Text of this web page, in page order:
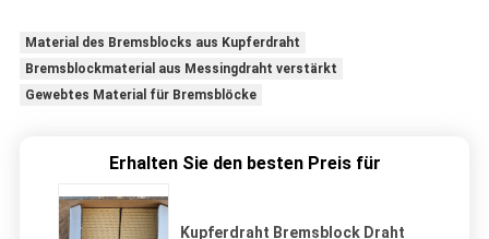
Material des Bremsblocks aus Kupferdraht
Bremsblockmaterial aus Messingdraht verstärkt
Gewebtes Material für Bremsblöcke
Erhalten Sie den besten Preis für
Kupferdraht Bremsblock Draht